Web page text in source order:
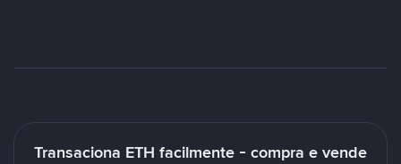
Transaciona ETH facilmente - compra e vende